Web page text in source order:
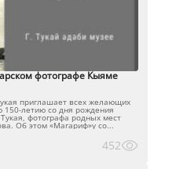
фотографе Кыяме
приглашает всех желающих
летию со дня рождения
фотографа родных мест
Об этом «Магариф»у со...
452